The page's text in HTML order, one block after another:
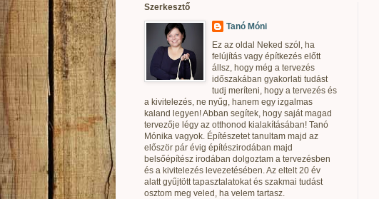
Szerkesztő
Tanó Móni
Ez az oldal Neked szól, ha
felújítás vagy építkezés előtt
állsz, hogy még a tervezés
időszakában gyakorlati tudást
tudj meríteni, hogy a tervezés és
a kivitelezés, ne nyűg, hanem egy izgalmas
kaland legyen! Abban segítek, hogy saját magad
tervezője légy az otthonod kialakításában! Tanó
Mónika vagyok. Építészetet tanultam majd az
először pár évig építészirodában majd
belsőépítész irodában dolgoztam a tervezésben
és a kivitelezés levezetésében. Az eltelt 20 év
alatt gyűjtött tapasztalatokat és szakmai tudást
osztom meg veled, ha velem tartasz.